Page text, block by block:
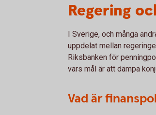
Regering
I Sverige, och många
uppdelat mellan
Riksbanken för
vars mål är att dämpa
Vad är